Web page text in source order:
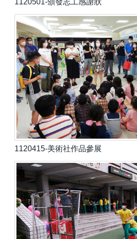
1120501-頒發志工感謝狀
1120415-美術社作品參展